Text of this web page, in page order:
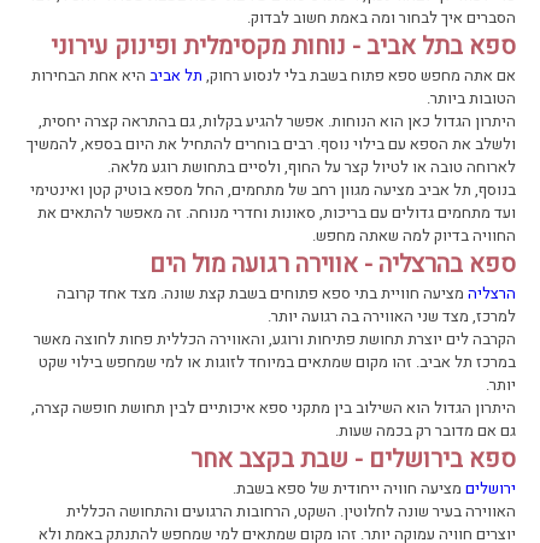
הסברים איך לבחור ומה באמת חשוב לבדוק.
ספא בתל אביב - נוחות מקסימלית ופינוק עירוני
אם אתה מחפש ספא פתוח בשבת בלי לנסוע רחוק, תל אביב היא אחת הבחירות
הטובות ביותר.
היתרון הגדול כאן הוא הנוחות. אפשר להגיע בקלות, גם בהתראה קצרה יחסית,
ולשלב את הספא עם בילוי נוסף. רבים בוחרים להתחיל את היום בספא, להמשיך
לארוחה טובה או לטיול קצר על החוף, ולסיים בתחושת רוגע מלאה.
בנוסף, תל אביב מציעה מגוון רחב של מתחמים, החל מספא בוטיק קטן ואינטימי
ועד מתחמים גדולים עם בריכות, סאונות וחדרי מנוחה. זה מאפשר להתאים את
החוויה בדיוק למה שאתה מחפש.
ספא בהרצליה - אווירה רגועה מול הים
הרצליה מציעה חוויית בתי ספא פתוחים בשבת קצת שונה. מצד אחד קרובה
למרכז, מצד שני האווירה בה רגועה יותר.
הקרבה לים יוצרת תחושת פתיחות ורוגע, והאווירה הכללית פחות לחוצה מאשר
במרכז תל אביב. זהו מקום שמתאים במיוחד לזוגות או למי שמחפש בילוי שקט
יותר.
היתרון הגדול הוא השילוב בין מתקני ספא איכותיים לבין תחושת חופשה קצרה,
גם אם מדובר רק בכמה שעות.
ספא בירושלים - שבת בקצב אחר
ירושלים מציעה חוויה ייחודית של ספא בשבת.
האווירה בעיר שונה לחלוטין. השקט, הרחובות הרגועים והתחושה הכללית
יוצרים חוויה עמוקה יותר. זהו מקום שמתאים למי שמחפש להתנתק באמת ולא